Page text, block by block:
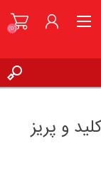
(0)
و پریز